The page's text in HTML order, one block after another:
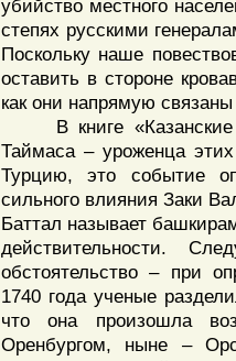
убийство местного
степях русскими
Поскольку наше
оставить в стороне
как они напрямую
В книге «Казанские
Таймаса – уроженца
Турцию, это событие
сильного влияния Заки
Баттал называет
действительности.
обстоятельство – при
1740 года ученые
что она произошла
Оренбургом, ныне –